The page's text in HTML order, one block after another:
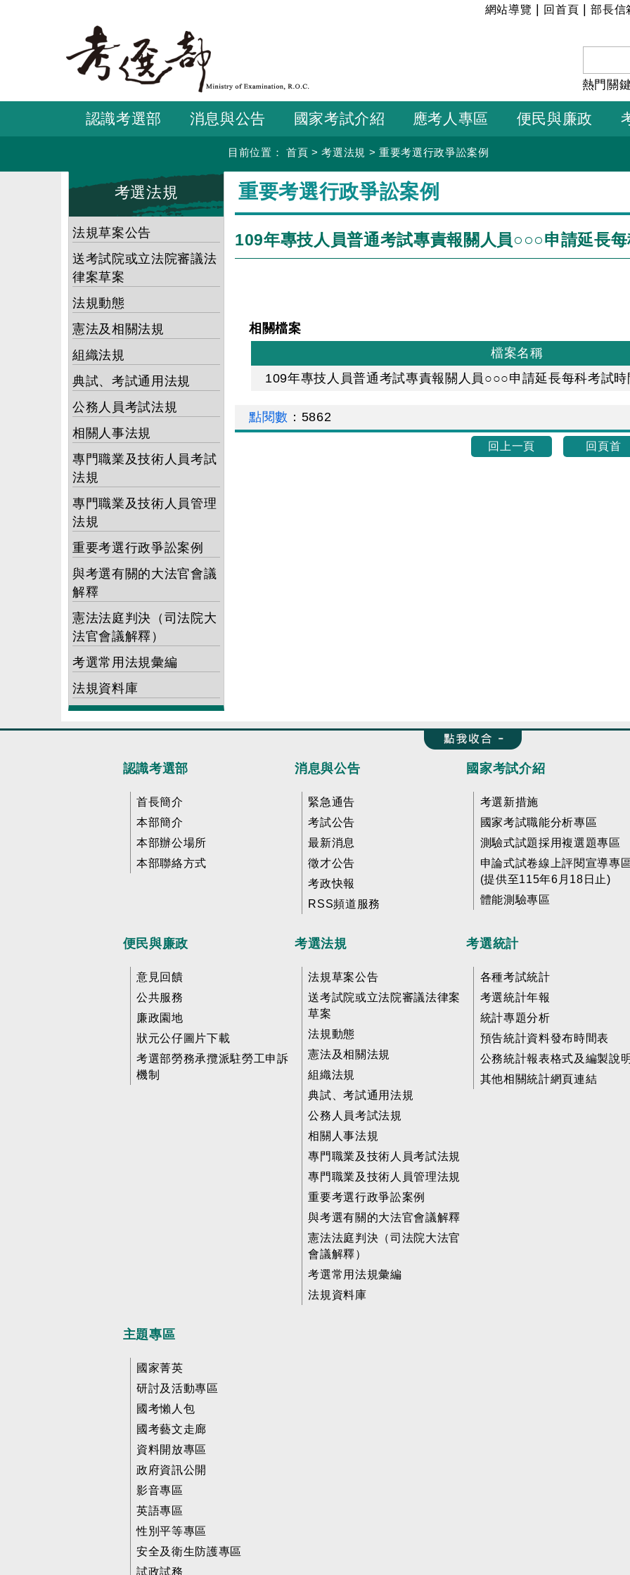
要
容
:::
網站導覽 回首頁 |部長信
熱門關
認識考選部 消息與公告 國家考試介紹 應考人專區 便民與廉政
目前位置： 首頁 >考選法規 >重要考選行政爭訟案例
考選法規
法規草案公告
送考試院或立法院審議法
律案草案
法規動態
憲法及相關法規
組織法規
典試、考試通用法規
公務人員考試法規
相關人事法規
專門職業及技術人員考試
法規
專門職業及技術人員管理
法規
重要考選行政爭訟案例
與考選有關的大法官會議
解釋
憲法法庭判決（司法院大
法官會議解釋）
考選常用法規彙編
法規資料庫
:::
重要考選行政爭訟案例
109年專技人員普通考試專責報關人員○○○申請延長
相關檔案
檔案名稱
109年專技人員普通考試專責報關人員○○○申請延長每科考試
點閱數 ： 5862
回上一頁 回頁首
收合 FatFooter
認識考選部
首長簡介
本部簡介
本部辦公場所
本部聯絡方式
消息與公告
緊急通告
考試公告
最新消息
徵才公告
考政快報
RSS頻道服務
國家考試介紹
考選新措施
國家考試職能分析專區
測驗式試題採用複選題專區
申論式試卷線上評閱宣導專
(提供至115年6月18日止)
體能測驗專區
便民與廉政
意見回饋
公共服務
廉政園地
狀元公仔圖片下載
考選部勞務承攬派駐勞工申訴
機制
考選法規
法規草案公告
送考試院或立法院審議法律案
草案
法規動態
憲法及相關法規
組織法規
典試、考試通用法規
公務人員考試法規
相關人事法規
專門職業及技術人員考試法規
專門職業及技術人員管理法規
重要考選行政爭訟案例
與考選有關的大法官會議解釋
憲法法庭判決（司法院大法官
會議解釋）
考選常用法規彙編
法規資料庫
考選統計
各種考試統計
考選統計年報
統計專題分析
預告統計資料發布時間表
公務統計報表格式及編製說
其他相關統計網頁連結
主題專區
國家菁英
研討及活動專區
國考懶人包
國考藝文走廊
資料開放專區
政府資訊公開
影音專區
英語專區
性別平等專區
安全及衛生防護專區
試政試務